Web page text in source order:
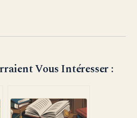
Vous Intéresser :